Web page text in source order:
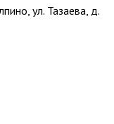
ул. Тазаева, д.